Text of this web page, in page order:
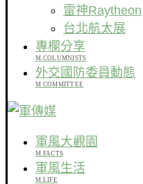
雷神Raytheon
台北航太展
專欄分享
M.COLUMNISTS
外交國防委員動態
M COMMITTEE
軍風大觀園
M.FACTS
軍風生活
M.LIFE